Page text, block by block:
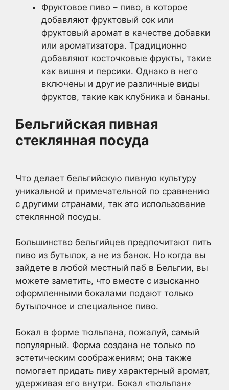
Фруктовое пиво – пиво, в которое
добавляют фруктовый сок или
фруктовый аромат в качестве добавки
или ароматизатора. Традиционно
добавляют косточковые фрукты, такие
как вишня и персики. Однако в него
включены и другие различные виды
фруктов, такие как клубника и бананы.
Бельгийская пивная
стеклянная посуда
Что делает бельгийскую пивную культуру
уникальной и примечательной по сравнению
с другими странами, так это использование
стеклянной посуды.
Большинство бельгийцев предпочитают пить
пиво из бутылок, а не из банок. Но когда вы
зайдете в любой местный паб в Бельгии, вы
можете заметить, что вместе с изысканно
оформленными бокалами подают только
бутылочное и специальное пиво.
Бокал в форме тюльпана, пожалуй, самый
популярный. Форма создана не только по
эстетическим соображениям; она также
помогает придать пиву характерный аромат,
удерживая его внутри. Бокал «тюльпан»